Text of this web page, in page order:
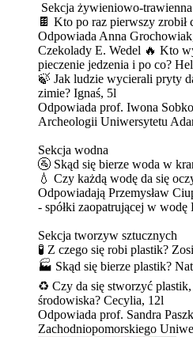
Sekcja żywieniowo-trawienna
🍫 Kto po raz pierwszy zrobił
Odpowiada Anna
Czekolady E. Wedel 🔥 Kto
pieczenie jedzenia i po co?
🍃 Jak ludzie wycierali pryty
zimie? Ignaś, 5l
Odpowiada prof. Iwona
Archeologii Uniwersytetu
Sekcja wodna
🚰 Skąd się bierze woda w
💧 Czy każdą wodę da się
Odpowiadają Przemysław
- spółki zaopatrującej w wodę
Sekcja tworzyw sztucznych
🧪 Z czego się robi plastik?
🏭 Skąd się bierze plastik?
♻️ Czy da się stworzyć plastik,
środowiska? Cecylia, 12l
Odpowiada prof. Sandra
Zachodniopomorskiego